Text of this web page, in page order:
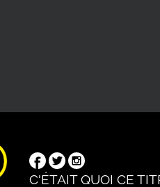
C'ÉTAIT QUOI CE